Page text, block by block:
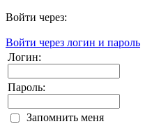
Войти через:
Войти через логин и пароль
Логин:
Пароль:
Запомнить меня